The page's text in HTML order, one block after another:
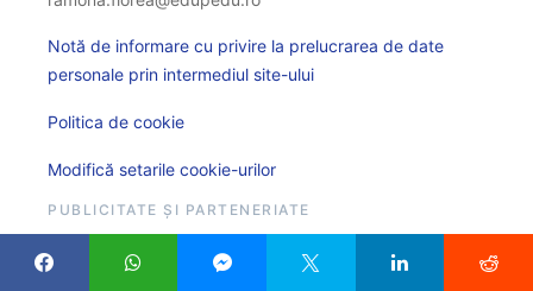
Notă de informare cu privire la prelucrarea de date
personale prin intermediul site-ului
Politica de cookie
Modifică setarile cookie-urilor
PUBLICITATE ȘI PARTENERIATE
Adresă de e-mail